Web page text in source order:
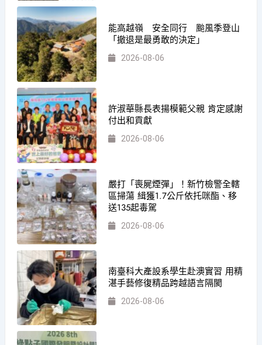
能高越嶺 安全同行 颱風季登山
「撤退是最勇敢的決定」
2026-08-06
許淑華縣長表揚模範父親 肯定感謝
付出和貢獻
2026-08-06
嚴打「喪屍煙彈」！新竹檢警全轄
區掃蕩 緝獲1.7公斤依托咪酯、移
送135起毒駕
2026-08-06
南臺科大產設系學生赴澳實習 用精
湛手藝修復精品跨越語言隔閡
2026-08-06